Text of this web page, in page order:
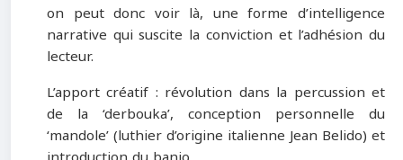
on peut donc voir là, une forme d’intelligence
narrative qui suscite la conviction et l’adhésion du
lecteur.
L’apport créatif : révolution dans la percussion et
de la ‘derbouka’, conception personnelle du
‘mandole’ (luthier d’origine italienne Jean Belido) et